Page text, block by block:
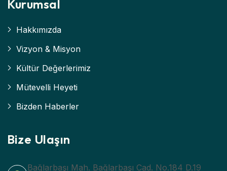
Kurumsal
Hakkımızda
Vizyon & Misyon
Kültür Değerlerimiz
Mütevelli Heyeti
Bizden Haberler
Bize Ulaşın
Bağlarbaşı Mah. Bağlarbaşı Cad. No.184 D.19